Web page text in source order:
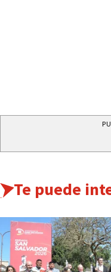
Te puede